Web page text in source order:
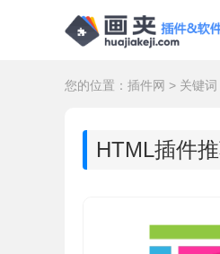
您的位置： 插件网 > 关键词
HTML插件